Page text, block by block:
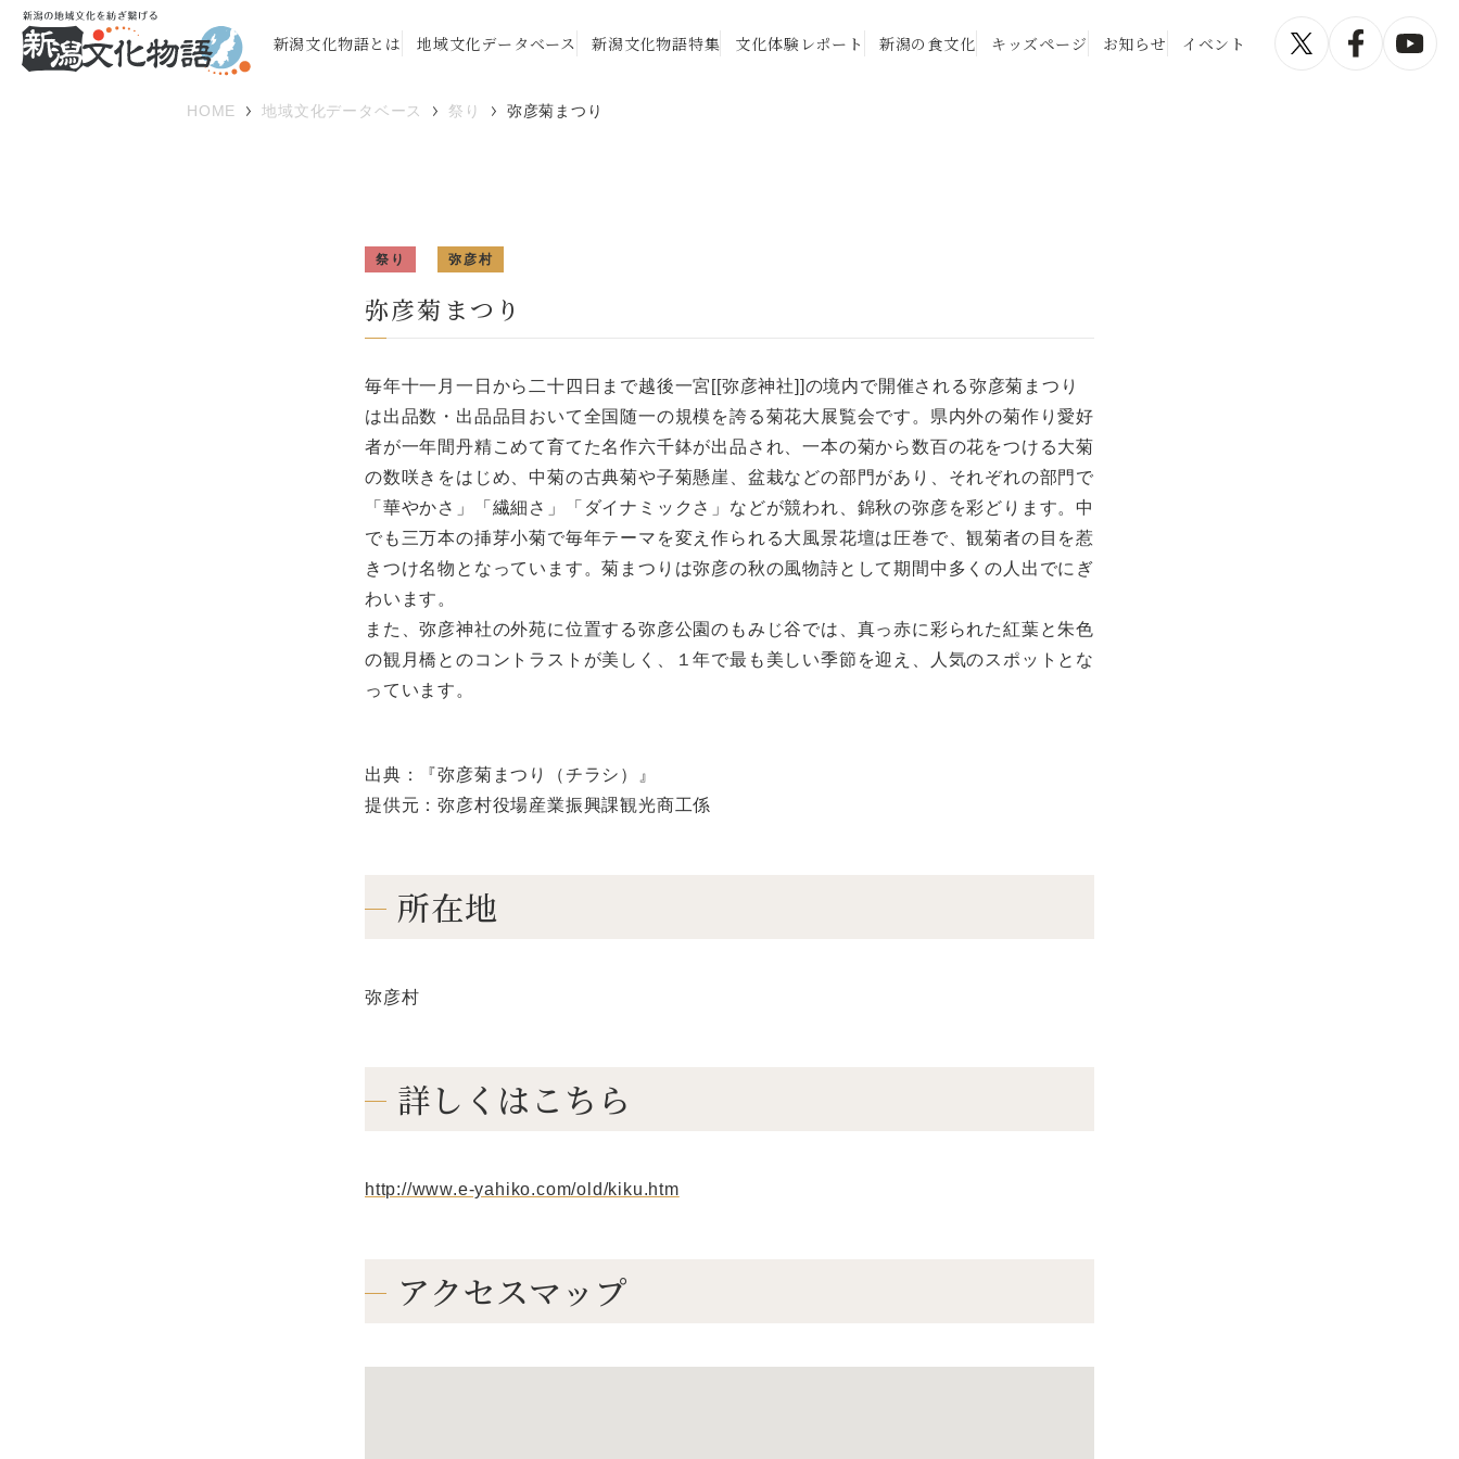
新潟文化物語とは 地域文化データベース 新潟文化物語特集 文化体験レポート 新潟の食文化 キッズページ お知らせ イベント
HOME 地域文化データベース 祭り 弥彦菊まつり
祭り 弥彦村
弥彦菊まつり
毎年十一月一日から二十四日まで越後一宮[[弥彦神社]]の境内で開催される弥彦菊まつり
は出品数・出品品目おいて全国随一の規模を誇る菊花大展覧会です。県内外の菊作り愛好
者が一年間丹精こめて育てた名作六千鉢が出品され、一本の菊から数百の花をつける大菊
の数咲きをはじめ、中菊の古典菊や子菊懸崖、盆栽などの部門があり、それぞれの部門で
「華やかさ」「繊細さ」「ダイナミックさ」などが競われ、錦秋の弥彦を彩どります。中
でも三万本の挿芽小菊で毎年テーマを変え作られる大風景花壇は圧巻で、観菊者の目を惹
きつけ名物となっています。菊まつりは弥彦の秋の風物詩として期間中多くの人出でにぎ
わいます。
また、弥彦神社の外苑に位置する弥彦公園のもみじ谷では、真っ赤に彩られた紅葉と朱色
の観月橋とのコントラストが美しく、１年で最も美しい季節を迎え、人気のスポットとな
っています。
出典：『弥彦菊まつり（チラシ）』
提供元：弥彦村役場産業振興課観光商工係
所在地
弥彦村
詳しくはこちら
http://www.e-yahiko.com/old/kiku.htm
アクセスマップ